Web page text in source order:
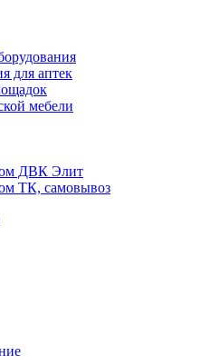
для аптек
мебели
ДВК Элит
ТК, самовывоз